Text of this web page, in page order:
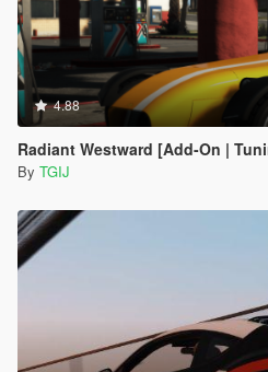
4.88
Radiant Westward [Add-On |
By TGIJ